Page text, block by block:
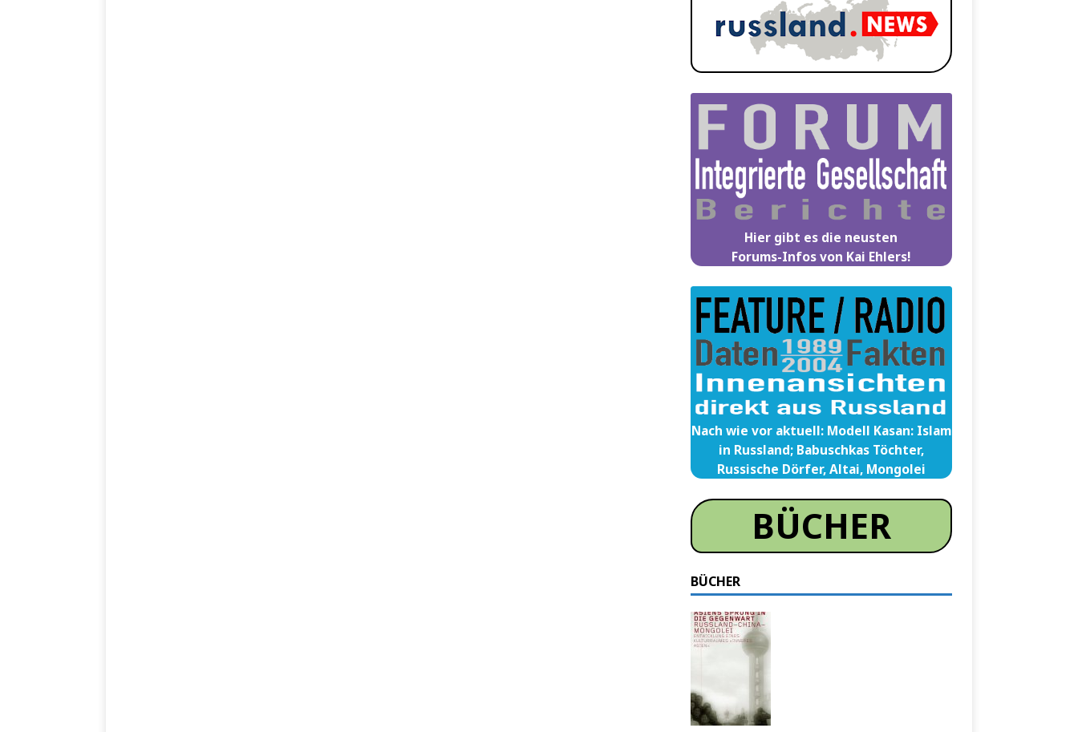
Hier gibt es die neusten
Forums-Infos von Kai Ehlers!
Nach wie vor aktuell: Modell Kasan: Islam
in Russland; Babuschkas Töchter,
Russische Dörfer, Altai, Mongolei
BÜCHER
BÜCHER